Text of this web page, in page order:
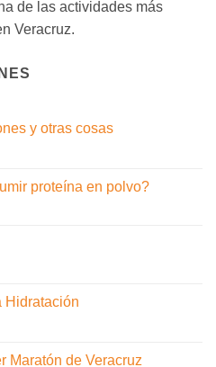
de las actividades más
Veracruz.
y otras cosas
proteína en polvo?
Hidratación
Maratón de Veracruz